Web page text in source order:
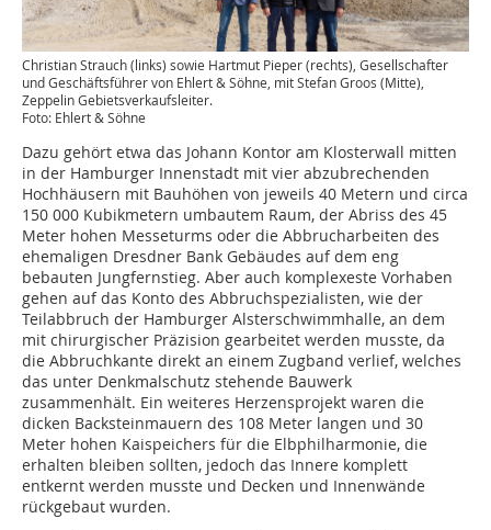
Christian Strauch (links) sowie Hartmut Pieper (rechts), Gesellschafter
und Geschäftsführer von Ehlert & Söhne, mit Stefan Groos (Mitte),
Zeppelin Gebietsverkaufsleiter.
Foto: Ehlert & Söhne
Dazu gehört etwa das Johann Kontor am Klosterwall mitten
in der Hamburger Innenstadt mit vier abzubrechenden
Hochhäusern mit Bauhöhen von jeweils 40 Metern und circa
150 000 Kubikmetern umbautem Raum, der Abriss des 45
Meter hohen Messeturms oder die Abbrucharbeiten des
ehemaligen Dresdner Bank Gebäudes auf dem eng
bebauten Jungfernstieg. Aber auch komplexeste Vorhaben
gehen auf das Konto des Abbruchspezialisten, wie der
Teilabbruch der Hamburger Alsterschwimmhalle, an dem
mit chirurgischer Präzision gearbeitet werden musste, da
die Abbruchkante direkt an einem Zugband verlief, welches
das unter Denkmalschutz stehende Bauwerk
zusammenhält. Ein weiteres Herzensprojekt waren die
dicken Backsteinmauern des 108 Meter langen und 30
Meter hohen Kaispeichers für die Elbphilharmonie, die
erhalten bleiben sollten, jedoch das Innere komplett
entkernt werden musste und Decken und Innenwände
rückgebaut wurden.